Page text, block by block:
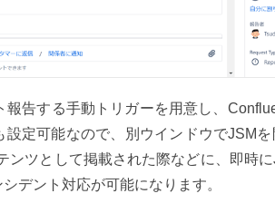
告する手動トリガーを用意し、
定可能なので、別ウインドウでJSM
ンツとして掲載された際などに、即時
デント対応が可能になります。